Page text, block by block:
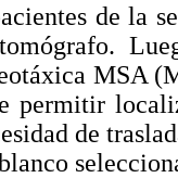
de la
MSA
permitir
de